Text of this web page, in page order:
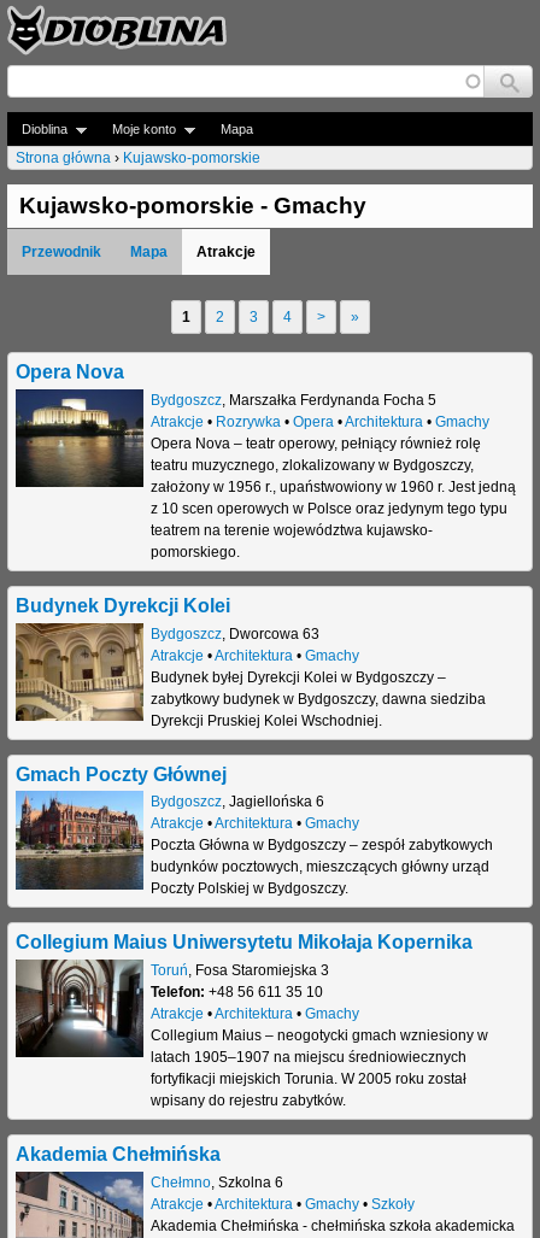
Jump to navigation
Dioblina Moje konto Mapa
J
e
s
ś
t
j
Strona główna › Kujawsko-pomorskie
Kujawsko-pomorskie - Gmachy
Przewodnik Mapa Atrakcje
t
o
1 2 3 4 > »
Opera Nova
Bydgoszcz, Marszałka Ferdynanda Focha 5
Atrakcje • Rozrywka • Opera •Architektura • Gmachy
Opera Nova – teatr operowy, pełniący również rolę
teatru muzycznego, zlokalizowany w Bydgoszczy,
założony w 1956 r., upaństwowiony w 1960 r. Jest jedną
z 10 scen operowych w Polsce oraz jedynym tego typu
teatrem na terenie województwa kujawsko-
pomorskiego.
Budynek Dyrekcji Kolei
Bydgoszcz, Dworcowa 63
Atrakcje •Architektura • Gmachy
Budynek byłej Dyrekcji Kolei w Bydgoszczy –
zabytkowy budynek w Bydgoszczy, dawna siedziba
Dyrekcji Pruskiej Kolei Wschodniej.
Gmach Poczty Głównej
Bydgoszcz, Jagiellońska 6
Atrakcje •Architektura• Gmachy
Poczta Główna w Bydgoszczy – zespół zabytkowych
budynków pocztowych, mieszczących główny urząd
Poczty Polskiej w Bydgoszczy.
Collegium Maius Uniwersytetu Mikołaja Kopernika
Toruń, Fosa Staromiejska 3
Telefon: +48 56 611 35 10
Atrakcje •Architektura• Gmachy
Collegium Maius – neogotycki gmach wzniesiony w
latach 1905–1907 na miejscu średniowiecznych
fortyfikacji miejskich Torunia. W 2005 roku został
wpisany do rejestru zabytków.
Akademia Chełmińska
Chełmno, Szkolna 6
Atrakcje •Architektura• Gmachy• Szkoły
Akademia Chełmińska - chełmińska szkoła akademicka